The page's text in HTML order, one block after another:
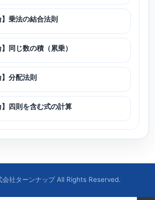
】乗法の結合法則
】同じ数の積（累乗）
】分配法則
】四則を含む式の計算
社ターンナップ All Rights Reserved.